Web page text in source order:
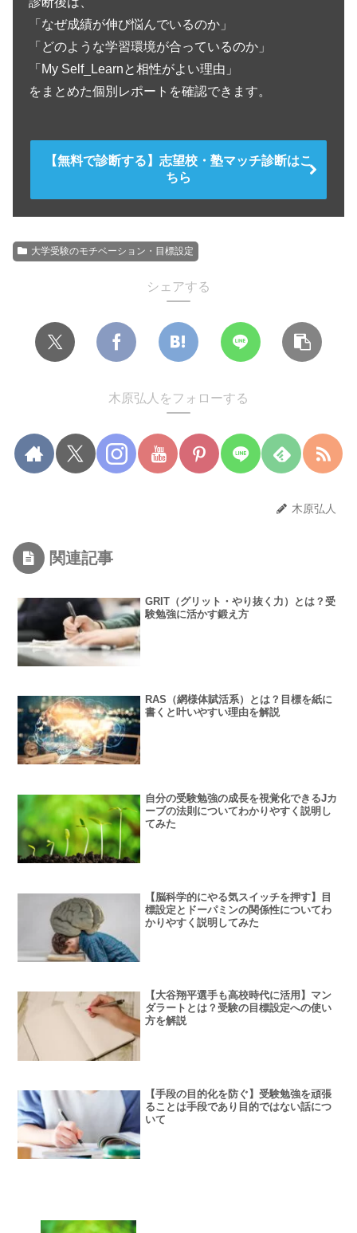
「なぜ成績が伸び悩んでいるのか」
「どのような学習環境が合っているのか」
「My Self_Learnと相性がよい理由」
をまとめた個別レポートを確認できます。
【無料で診断する】志望校・塾マッチ診断はこ
ちら
大学受験のモチベーション・目標設定
シェアする
木原弘人をフォローする
木原弘人
関連記事
GRIT（グリット・やり抜く力）とは？受
験勉強に活かす鍛え方
RAS（網様体賦活系）とは？目標を紙に
書くと叶いやすい理由を解説
自分の受験勉強の成長を視覚化できるJカ
ーブの法則についてわかりやすく説明し
てみた
【脳科学的にやる気スイッチを押す】目
標設定とドーパミンの関係性についてわ
かりやすく説明してみた
【大谷翔平選手も高校時代に活用】マン
ダラートとは？受験の目標設定への使い
方を解説
【手段の目的化を防ぐ】受験勉強を頑張
ることは手段であり目的ではない話につ
いて